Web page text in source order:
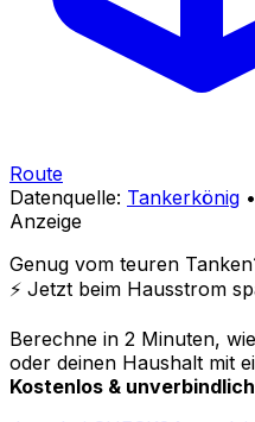
Route
Datenquelle: Tankerkönig
Anzeige
Genug vom teuren
⚡️ Jetzt beim Hausstrom
Berechne in 2 Minuten,
oder deinen Haushalt mit
Kostenlos &